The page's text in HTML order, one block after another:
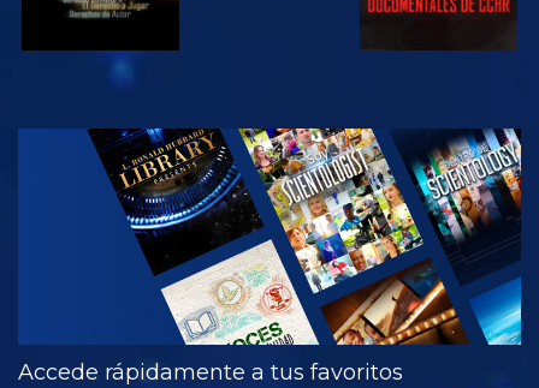
VE
EXPLORA LAS
SERIES
Accede rápidamente a tus favoritos